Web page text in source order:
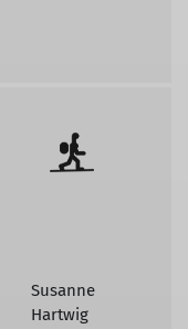
Susanne
Hartwig